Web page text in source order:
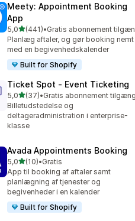
Meety: Appointment Booking
App
5,0ud af 5 stjerner
(441)
441 anmeldelser i alt
•
Planlæg aftaler, og gør booking nemt
med en begivenhedskalender
Built for Shopify
Ticket Spot ‑ Event Ticketing
5,0ud af 5 stjerner
(37)
37 anmeldelser i alt
•
Billetudstedelse og
deltageradministration i enterprise-
klasse
Avada Appointments Booking
5,0ud af 5 stjerner
(10)
10 anmeldelser i alt
•Gratis
App til booking af aftaler samt
planlægning af tjenester og
begivenheder i en kalender
Built for Shopify